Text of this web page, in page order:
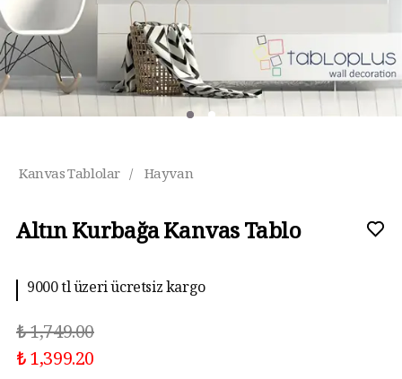
Kanvas Tablolar / Hayvan
Altın Kurbağa Kanvas Tablo
9000 tl üzeri ücretsiz kargo
₺ 1,749.00
₺ 1,399.20